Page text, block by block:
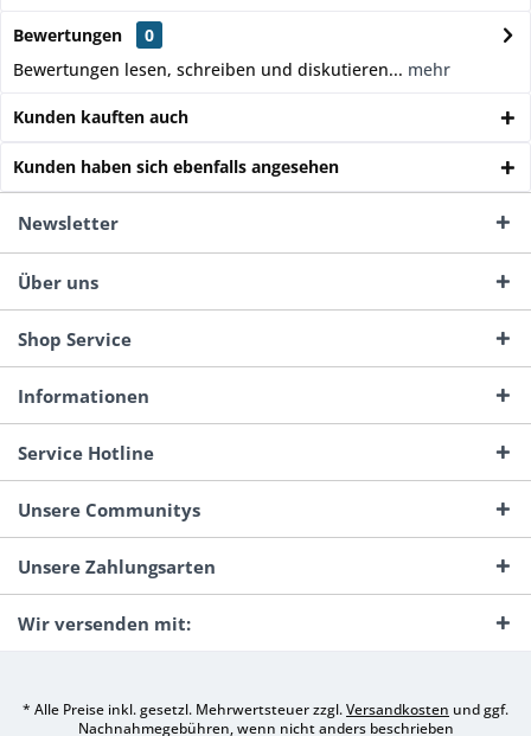
Bewertungen
0
Bewertungen lesen, schreiben und diskutieren... mehr
Kunden kauften auch
Kunden haben sich ebenfalls angesehen
Newsletter
Über uns
Shop Service
Informationen
Service Hotline
Unsere Communitys
Unsere Zahlungsarten
Wir versenden mit:
* Alle Preise inkl. gesetzl. Mehrwertsteuer zzgl.Versandkosten und ggf.
Nachnahmegebühren, wenn nicht anders beschrieben